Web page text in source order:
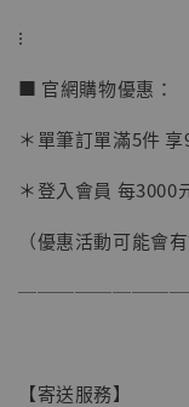
⁝
■ 官網購物優惠：
＊單筆訂單滿5件 享
＊登入會員 每3000
（優惠活動可能會
【寄送服務】